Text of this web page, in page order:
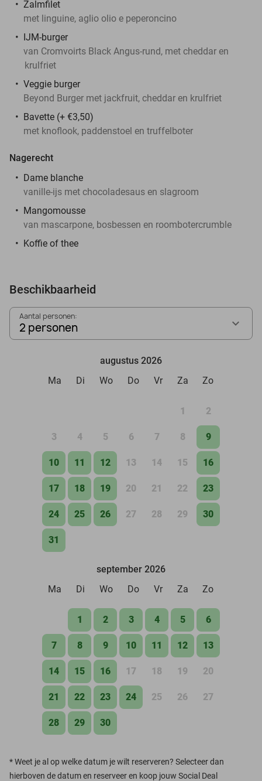
Zalmfilet
met linguine, aglio olio e peperoncino
IJM-burger
van Cromvoirts Black Angus-rund, met cheddar en
krulfriet
Veggie burger
Beyond Burger met jackfruit, cheddar en krulfriet
Bavette (+ €3,50)
met knoflook, paddenstoel en truffelboter
Nagerecht
Dame blanche
vanille-ijs met chocoladesaus en slagroom
Mangomousse
van mascarpone, bosbessen en roombotercrumble
Koffie of thee
Beschikbaarheid
Aantal personen:
2 personen
augustus 2026
Ma
Di Wo Do Vr Za Zo
1 2
3 4 5 6 7 8 9
10 11 12 13 14 15 16
17 18 19 20 21 22 23
24 25 26 27 28 29 30
31
september 2026
Ma
Di Wo Do Vr Za Zo
1 2 3 4 5 6
7 8 9 10 11 12 13
14 15 16 17 18 19 20
21 22 23 24 25 26 27
28 29 30
*Weet je al op welke datum je wilt reserveren? Selecteer dan
hierboven de datum en reserveer en koop jouw Social Deal